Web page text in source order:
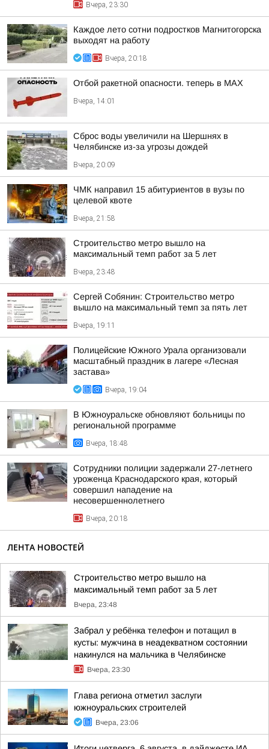
Вчера, 23:30
Каждое лето сотни подростков Магнитогорска
выходят на работу
Вчера, 20:18
Отбой ракетной опасности. теперь в MAX
Вчера, 14:01
Сброс воды увеличили на Шершнях в
Челябинске из-за угрозы дождей
Вчера, 20:09
ЧМК направил 15 абитуриентов в вузы по
целевой квоте
Вчера, 21:58
Строительство метро вышло на
максимальный темп работ за 5 лет
Вчера, 23:48
Сергей Собянин: Строительство метро
вышло на максимальный темп за пять лет
Вчера, 19:11
Полицейские Южного Урала организовали
масштабный праздник в лагере «Лесная
застава»
Вчера, 19:04
В Южноуральске обновляют больницы по
региональной программе
Вчера, 18:48
Сотрудники полиции задержали 27-летнего
уроженца Краснодарского края, который
совершил нападение на
несовершеннолетнего
Вчера, 20:18
ЛЕНТА НОВОСТЕЙ
Строительство метро вышло на
максимальный темп работ за 5 лет
Вчера, 23:48
Забрал у ребёнка телефон и потащил в
кусты: мужчина в неадекватном состоянии
накинулся на мальчика в Челябинске
Вчера, 23:30
Глава региона отметил заслуги
южноуральских строителей
Вчера, 23:06